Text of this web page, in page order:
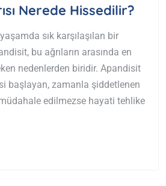
Nerede Hissedilir?
sık karşılaşılan bir
bu ağrıların arasında en
nedenlerden biridir. Apandisit
başlayan, zamanla şiddetlenen
edilmezse hayati tehlike